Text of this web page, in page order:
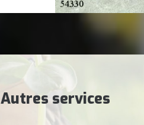
Autres services